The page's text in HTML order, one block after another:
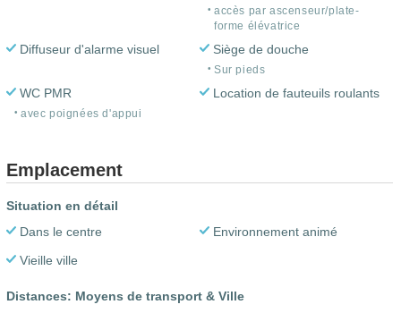
accès par ascenseur/plate-
forme élévatrice
Diffuseur d'alarme visuel Siège de douche
Sur pieds
WC PMR
avec poignées d'appui
Location de fauteuils roulants
Emplacement
Situation en détail
Dans le centre
Environnement animé
Vieille ville
Distances: Moyens de transport & Ville